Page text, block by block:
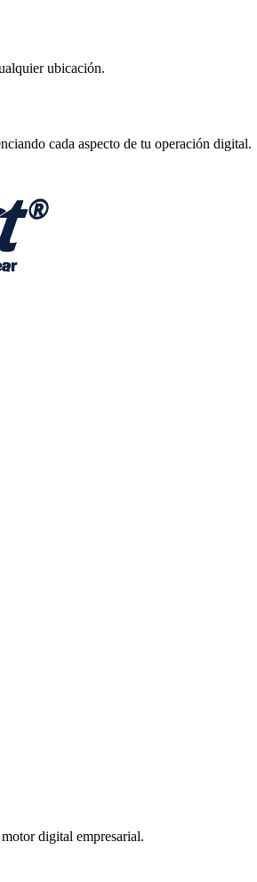
ubicación.
cada aspecto de tu operación digital.
digital empresarial.